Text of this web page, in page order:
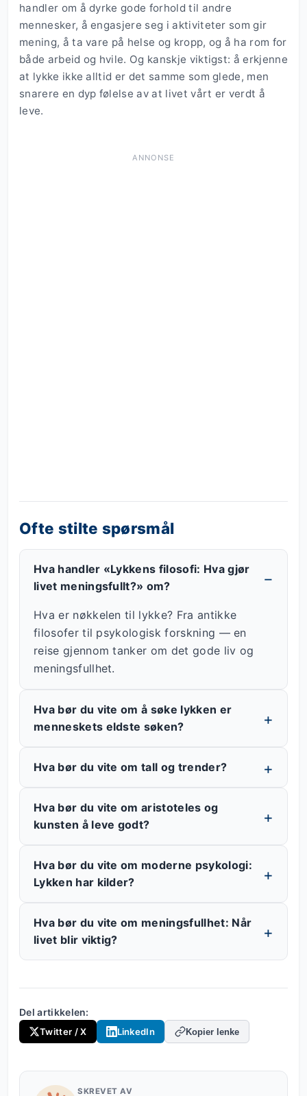
handler om å dyrke gode forhold til andre
mennesker, å engasjere seg i aktiviteter som gir
mening, å ta vare på helse og kropp, og å ha rom for
både arbeid og hvile. Og kanskje viktigst: å erkjenne
at lykke ikke alltid er det samme som glede, men
snarere en dyp følelse av at livet vårt er verdt å
leve.
ANNONSE
Ofte stilte spørsmål
Hva handler «Lykkens filosofi: Hva gjør
livet meningsfullt?» om?
Hva er nøkkelen til lykke? Fra antikke
filosofer til psykologisk forskning — en
reise gjennom tanker om det gode liv og
meningsfullhet.
Hva bør du vite om å søke lykken er
menneskets eldste søken?
Hva bør du vite om tall og trender?
Hva bør du vite om aristoteles og
kunsten å leve godt?
Hva bør du vite om moderne psykologi:
Lykken har kilder?
Hva bør du vite om meningsfullhet: Når
livet blir viktig?
Del artikkelen:
Twitter / X LinkedIn Kopier lenke
SKREVET AV